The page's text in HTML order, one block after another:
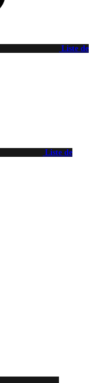
Liste de
Liste de